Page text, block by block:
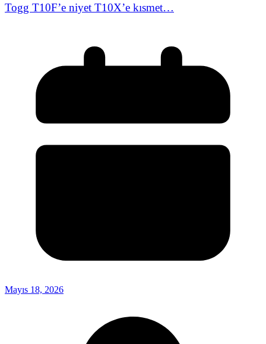
Togg T10F’e niyet T10X’e kısmet…
Mayıs 18, 2026